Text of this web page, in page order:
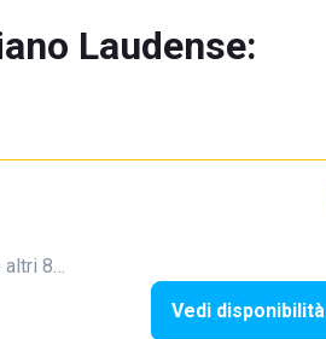
Laudense:
altri 8…
Vedi disponibilità